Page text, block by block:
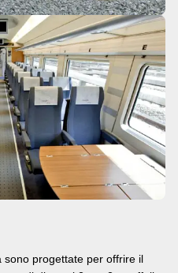
sono progettate per offrire il